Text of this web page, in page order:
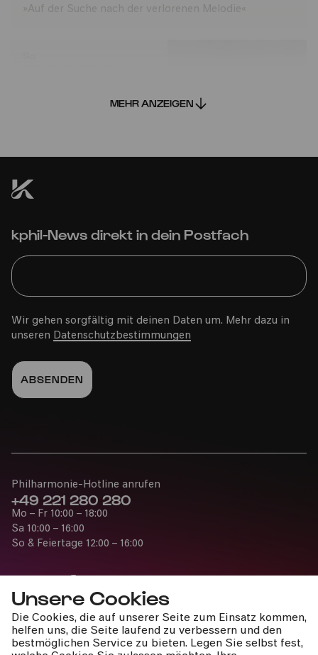
Unsere Cookies
Die Cookies, die auf unserer Seite zum Einsatz kommen,
helfen uns, die Seite laufend zu verbessern und den
bestmöglichen Service zu bieten. Legen Sie selbst fest,
Bürgerhaus Kalk
PhilharmonieVeedel Pänz
14.10.2022
16:00
Bürgerzentrum Nippes, Altenberger Hof
PhilharmonieVeedel Pänz
»Auf der Suche nach der verlorenen Melodie«
Fr
14.10.2022
10:30
MEHR ANZEIGEN
kphil-News direkt in dein Postfach
Wir gehen sorgfältig mit deinen Daten um. Mehr dazu in
unseren Datenschutzbestimmungen
Presse
Jobs
Philharmonie-Hotline anrufen
+49 221 280 280
Mo – Fr 10:00 – 18:00
Sa 10:00 – 16:00
So & Feiertage 12:00 – 16:00